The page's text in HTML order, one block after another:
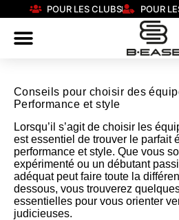
POUR LES CLUBS POUR
Conseils pour choisir des
Performance et style
Lorsqu’il s’agit de choisir les
est essentiel de trouver le parfait
performance et style. Que vous
expérimenté ou un débutant
adéquat peut faire toute la
dessous, vous trouverez
essentielles pour vous orienter
judicieuses.